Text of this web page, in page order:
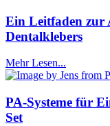
Ein Leitfaden zur
Dentalklebers
Mehr Lesen...
PA-Systeme für
Set